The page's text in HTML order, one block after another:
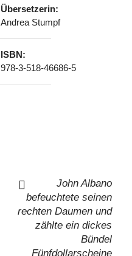
Übersetzerin:
Andrea Stumpf
ISBN:
978-3-518-46686-5
John Albano
befeuchtete seinen
rechten Daumen und
zählte ein dickes
Bündel
Fünfdollarscheine